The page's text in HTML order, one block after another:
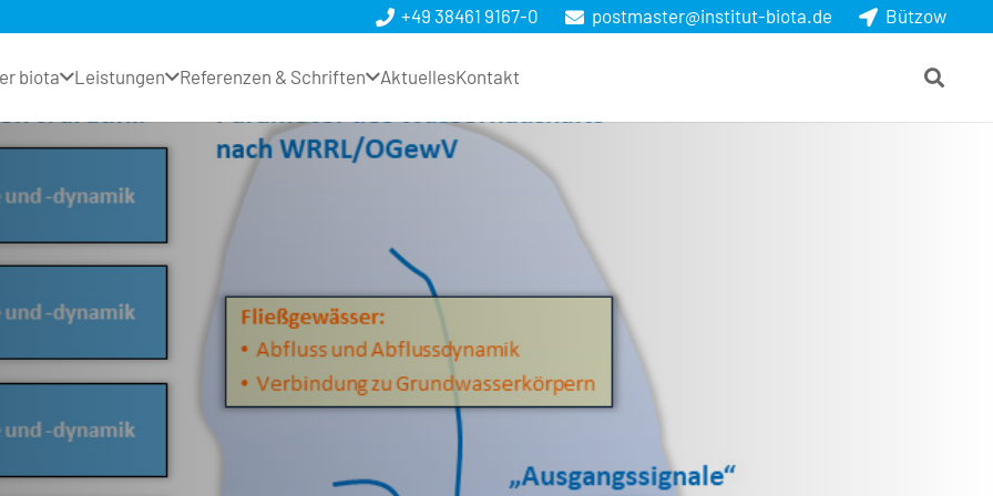
+49 38461 9167-0 postmaster@institut-biota.de Bützow
biota Leistungen Referenzen & Schriften AktuellesKontakt